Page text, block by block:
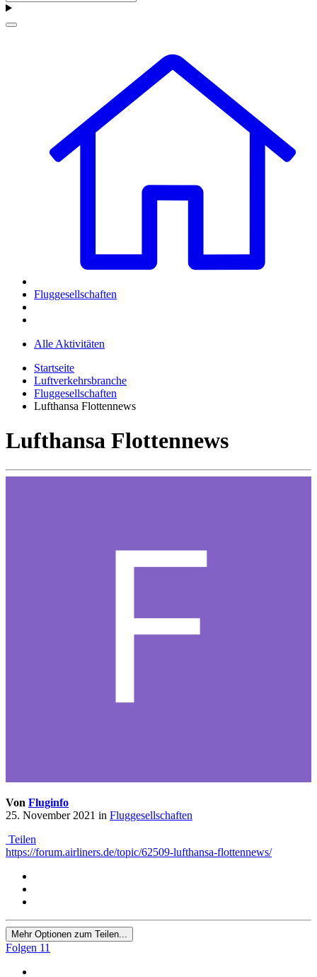
Fluggesellschaften
Alle Aktivitäten
Startseite
Luftverkehrsbranche
Fluggesellschaften
Lufthansa Flottennews
Lufthansa Flottennews
Von Fluginfo
25. November 2021 in Fluggesellschaften
Teilen
https://forum.airliners.de/topic/62509-lufthansa-flottennews/
Mehr Optionen zum Teilen...
Folgen 11